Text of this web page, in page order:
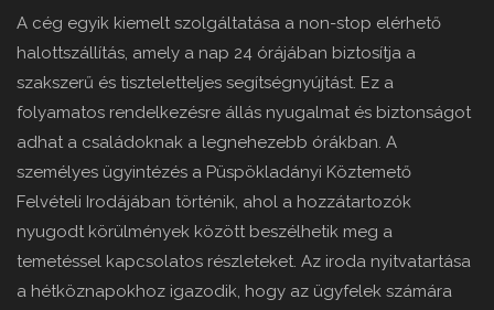
A cég egyik kiemelt szolgáltatása a non-stop elérhető
halottszállítás, amely a nap 24 órájában biztosítja a
szakszerű és tiszteletteljes segítségnyújtást. Ez a
folyamatos rendelkezésre állás nyugalmat és biztonságot
adhat a családoknak a legnehezebb órákban. A
személyes ügyintézés a Püspökladányi Köztemető
Felvételi Irodájában történik, ahol a hozzátartozók
nyugodt körülmények között beszélhetik meg a
temetéssel kapcsolatos részleteket. Az iroda nyitvatartása
a hétköznapokhoz igazodik, hogy az ügyfelek számára